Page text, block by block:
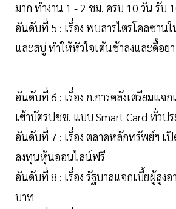
มาก ทำงาน 1 - 2 ชม. ครบ 10 วัน รับ
อันดับที่ 5 : เรื่อง พบสารไตรโคลซาน
และสบู่ ทำให้หัวใจเต้นช้าลงและดื้อยา
อันดับที่ 6 : เรื่อง ก.การคลังเตรียมแจ
เข้าบัตรปชช. แบบ Smart Card ทั่วป
อันดับที่ 7 : เรื่อง ตลาดหลักทรัพย์ฯ เ
ลงทุนหุ้นออนไลน์ฟรี
อันดับที่ 8 : เรื่อง รัฐบาลแจกเบี้ยผู้สูง
บาท